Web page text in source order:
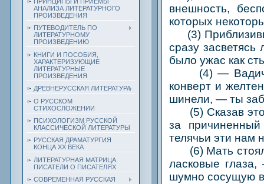
АНАЛИЗА ЛИТЕРАТУРНОГО
ПРОИЗВЕДЕНИЯ
ПУТЕВОДИТЕЛЬ ПО
ЛИТЕРАТУРНОМУ
ПРОИЗВЕДЕНИЮ
КНИГИ И ПОСОБИЯ,
ХАРАКТЕРИЗУЮЩИЕ
ЛИТЕРАТУРНЫЕ
ПРОИЗВЕДЕНИЯ
ДРЕВНЕРУССКАЯ ЛИТЕРАТУРА
О РУССКОМ
СТИХОСЛОЖЕНИИ
ПСИХОЛОГИЗМ РУССКОЙ
КЛАССИЧЕСКОЙ ЛИТЕРАТУРЫ
РУССКАЯ ДРАМАТУРГИЯ
КОНЦА ХХ ВЕКА
ЛИТЕРАТУРНАЯ МАТРИЦА.
ПИСАТЕЛИ О ПИСАТЕЛЯХ
СОВРЕМЕННАЯ РУССКАЯ
внешность,
которых
(3)
сразу
было ужас как
(4) — Вадичка,
конверт и
шинели, — ты
(5) Сказав это,
за
телячьи эти нам
(6) Мать
ласковые
шумно сосущую